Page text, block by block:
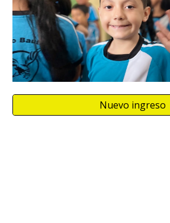
Nuevo ingreso